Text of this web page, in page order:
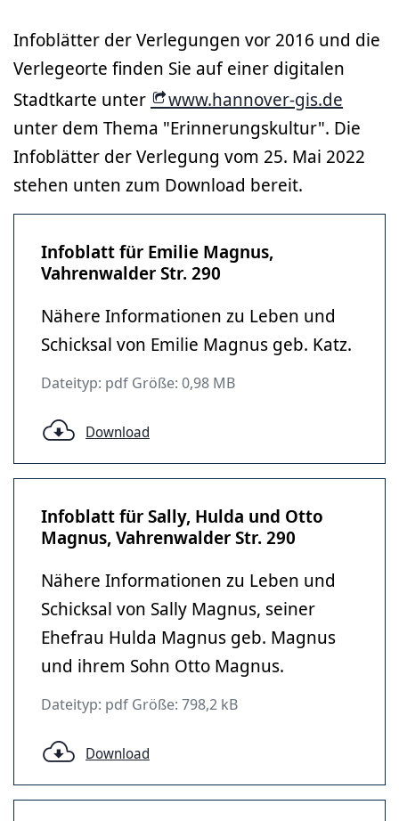
Infoblätter der Verlegungen vor 2016 und die
Verlegeorte finden Sie auf einer digitalen
Stadtkarte unter
www.hannover-gis.de
unter dem Thema "Erinnerungskultur". Die
Infoblätter der Verlegung vom 25. Mai 2022
stehen unten zum Download bereit.
Infoblatt für Emilie Magnus,
Vahrenwalder Str. 290
Nähere Informationen zu Leben und
Schicksal von Emilie Magnus geb. Katz.
Dateityp: pdf Größe: 0,98 MB
Download
Infoblatt für Sally, Hulda und Otto
Magnus, Vahrenwalder Str. 290
Nähere Informationen zu Leben und
Schicksal von Sally Magnus, seiner
Ehefrau Hulda Magnus geb. Magnus
und ihrem Sohn Otto Magnus.
Dateityp: pdf Größe: 798,2 kB
Download